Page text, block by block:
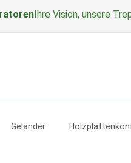
Ihre Vision, unsere
Geländer